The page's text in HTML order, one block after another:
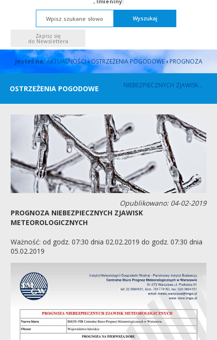
Wyszukaj
Zapisz się
do Newslettera
Jesteś na:AKTUALNOŚCI›OSTRZEŻENIA POGODOWE› PROGNOZA
NIEBEZPIECZNYCH ZJAWISK...
OSTRZEŻENIA POGODOWE
Opublikowano: 04-02-2019
PROGNOZA NIEBEZPIECZNYCH ZJAWISK
METEOROLOGICZNYCH
Ważność: od godz. 07:30 dnia 02.02.2019 do godz. 07:30 dnia
05.02.2019